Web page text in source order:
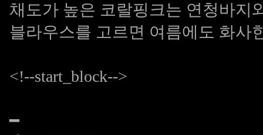
채도가 높은 코랄핑크는 연청바지
블라우스를 고르면 여름에도 화사
<!--start_block-->
━